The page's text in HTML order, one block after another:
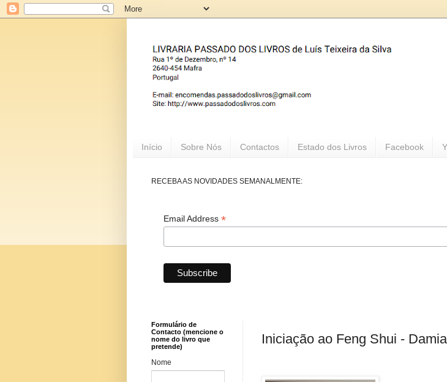
Início Sobre Nós Contactos Estado dos Livros Facebook
RECEBA AS NOVIDADES SEMANALMENTE:
Email Address *
Iniciação ao Feng Shui -
Formulário de
Contacto (mencione o
nome do livro que
pretende)
Nome